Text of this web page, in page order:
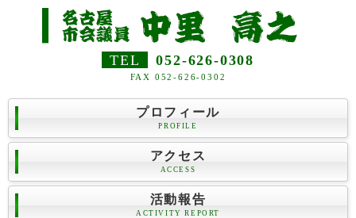
TEL 052-626-0308
FAX 052-626-0302
プロフィール
PROFILE
アクセス
ACCESS
活動報告
ACTIVITY REPORT